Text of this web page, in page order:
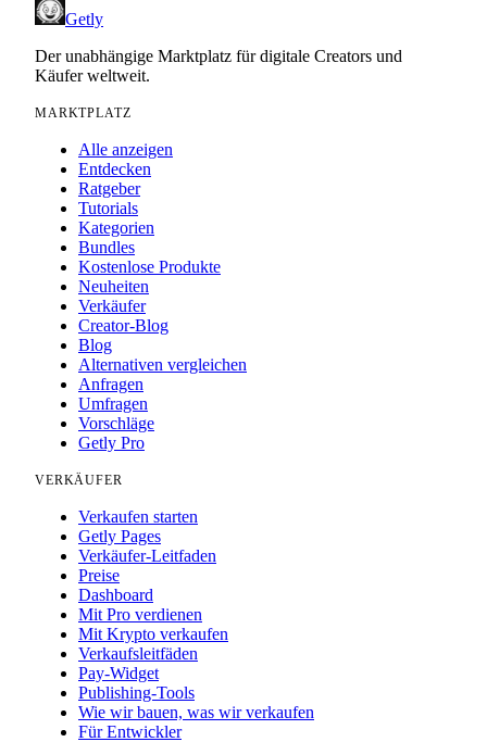
Getly
Der unabhängige Marktplatz für digitale Creators und
Käufer weltweit.
MARKTPLATZ
Alle anzeigen
Entdecken
Ratgeber
Tutorials
Kategorien
Bundles
Kostenlose Produkte
Neuheiten
Verkäufer
Creator-Blog
Blog
Alternativen vergleichen
Anfragen
Umfragen
Vorschläge
Getly Pro
VERKÄUFER
Verkaufen starten
Getly Pages
Verkäufer-Leitfaden
Preise
Dashboard
Mit Pro verdienen
Mit Krypto verkaufen
Verkaufsleitfäden
Pay-Widget
Publishing-Tools
Wie wir bauen, was wir verkaufen
Für Entwickler